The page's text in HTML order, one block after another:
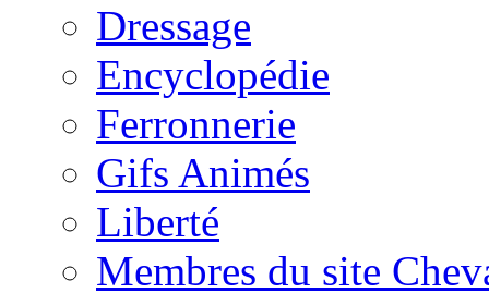
Dressage
Encyclopédie
Ferronnerie
Gifs Animés
Liberté
Membres du site